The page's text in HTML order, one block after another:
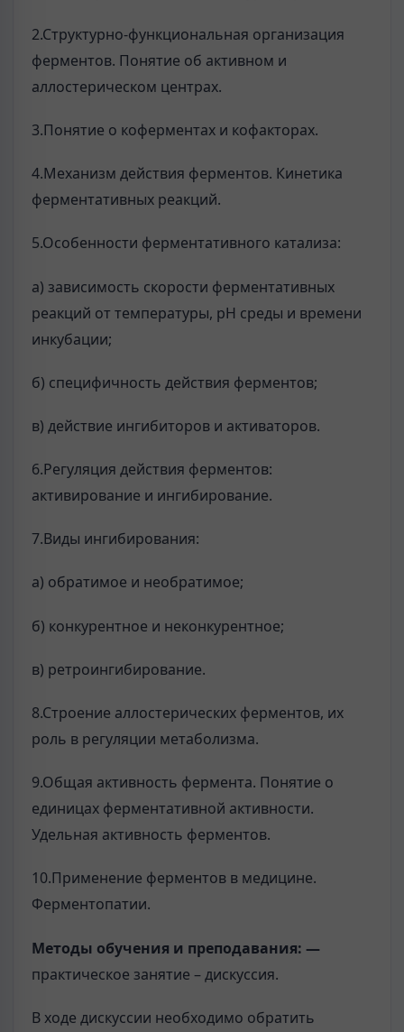
2.Структурно-функциональная организация
ферментов. Понятие об активном и
аллостерическом центрах.
3.Понятие о коферментах и кофакторах.
4.Механизм действия ферментов. Кинетика
ферментативных реакций.
5.Особенности ферментативного катализа:
а) зависимость скорости ферментативных
реакций от температуры, рН среды и времени
инкубации;
б) специфичность действия ферментов;
в) действие ингибиторов и активаторов.
6.Регуляция действия ферментов:
активирование и ингибирование.
7.Виды ингибирования:
а) обратимое и необратимое;
б) конкурентное и неконкурентное;
в) ретроингибирование.
8.Строение аллостерических ферментов, их
роль в регуляции метаболизма.
9.Общая активность фермента. Понятие о
единицах ферментативной активности.
Удельная активность ферментов.
10.Применение ферментов в медицине.
Ферментопатии.
Методы обучения и преподавания: —
практическое занятие – дискуссия.
В ходе дискуссии необходимо обратить